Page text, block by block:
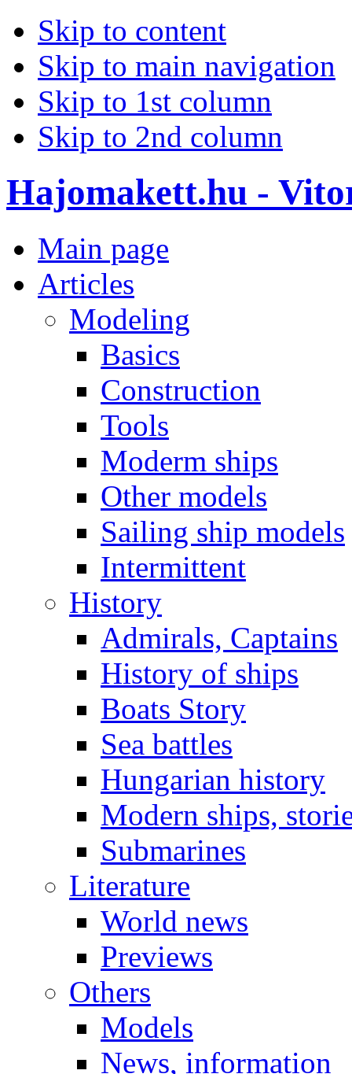
Skip to content
Skip to main navigation
Skip to 1st column
Skip to 2nd column
Hajomakett.hu -
Main page
Articles
Modeling
Basics
Construction
Tools
Moderm ships
Other models
Sailing ship models
Intermittent
History
Admirals, Captains
History of ships
Boats Story
Sea battles
Hungarian history
Modern ships,
Submarines
Literature
World news
Previews
Others
Models
News, information